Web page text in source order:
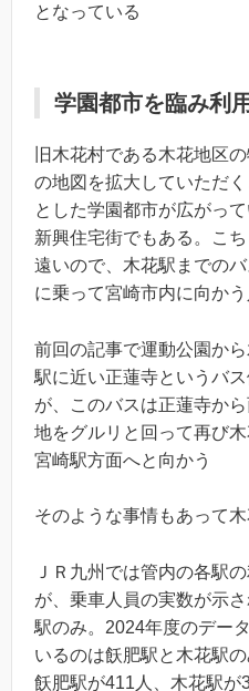
となっている
学園都市を臨み利
旧木花村である木花地区
の地図を拡大していただ
とした学園都市が広がっ
新興住宅街でもある。こ
遠いので、木花駅までの
に乗って宮崎市内に向か
前回の記事で運動公園か
駅に近い正蓮寺というバ
が、このバスは正蓮寺か
地をグルリと回って再び
宮崎駅方面へと向かう
そのような事情もあって
ＪＲ九州では管内の各駅
が、乗車人員の実数が示
駅のみ。2024年度のデー
いるのは飫肥駅と木花駅
飫肥駅が411人、木花駅が